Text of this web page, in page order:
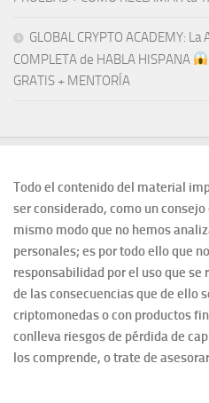
GLOBAL CRYPTO ACADEMY:
COMPLETA de HABLA HISPANA
GRATIS + MENTORÍA
Todo el contenido del material
ser considerado, como un
mismo modo que no hemos
personales; es por todo ello que
responsabilidad por el uso que
de las consecuencias que de ello
criptomonedas o con productos
conlleva riesgos de pérdida de
los comprende, o trate de